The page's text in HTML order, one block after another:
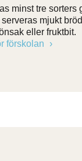
minst tre sorters
mjukt
eller fruktbit.
förskolan